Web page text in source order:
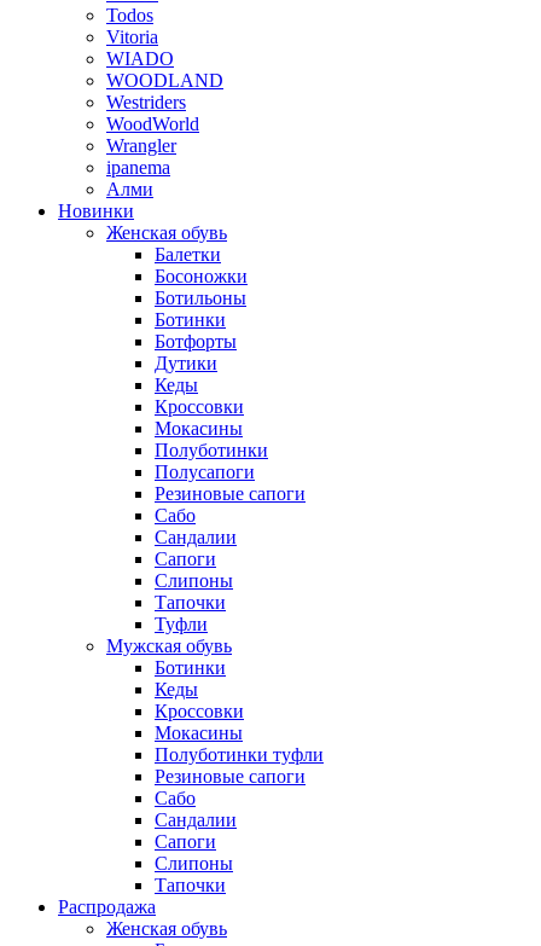
Todos
Vitoria
WIADO
WOODLAND
Westriders
WoodWorld
Wrangler
ipanema
Алми
Новинки
Женская обувь
Балетки
Босоножки
Ботильоны
Ботинки
Ботфорты
Дутики
Кеды
Кроссовки
Мокасины
Полуботинки
Полусапоги
Резиновые сапоги
Сабо
Сандалии
Сапоги
Слипоны
Тапочки
Туфли
Мужская обувь
Ботинки
Кеды
Кроссовки
Мокасины
Полуботинки туфли
Резиновые сапоги
Сабо
Сандалии
Сапоги
Слипоны
Тапочки
Распродажа
Женская обувь